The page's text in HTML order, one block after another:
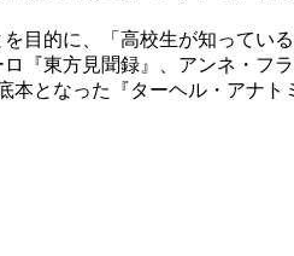
目的に、「高校生が知ってい
『東方見聞録』、アンネ・フ
本となった『ターヘル・アナ